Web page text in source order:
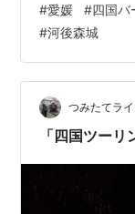
クセス JR予土
車場（登城口）
施設があります
ぽ」って音の響
車ぽっぽ」「ぽ
#愛媛 #四国バ
#河後森城
つみたてラ
「四国ツー